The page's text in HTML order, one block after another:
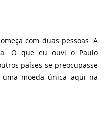
com duas pessoas. A
O que eu ouvi o Paulo
países se preocupasse
moeda única aqui na